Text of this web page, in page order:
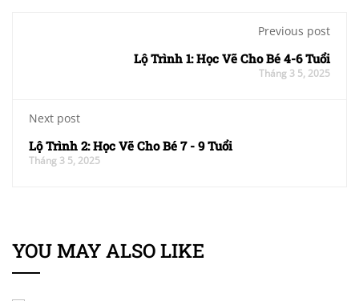
Previous post
Lộ Trình 1: Học Vẽ Cho Bé 4-6 Tuổi
Tháng 3 5, 2025
Next post
Lộ Trình 2: Học Vẽ Cho Bé 7 - 9 Tuổi
Tháng 3 5, 2025
YOU MAY ALSO LIKE